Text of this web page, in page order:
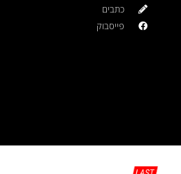
כתבים
פייסבוק